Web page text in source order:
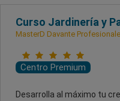
Curso Jardinería y
MasterD Davante
Centro Premium
Desarrolla al máximo tu